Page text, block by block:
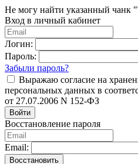
Не могу найти указанный чанк
Вход в личный кабинет
Логин:
Пароль:
Забыли пароль?
Выражаю согласие на
персональных данных в
от 27.07.2006 N 152-ФЗ
Войти
Восстановление пароля
Email:
Восстановить